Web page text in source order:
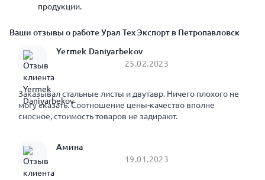
продукции.
Ваши отзывы о работе Урал Тех Экспорт в Петропавловск
Yermek Daniyarbekov
25.02.2023
Заказывал стальные листы и двутавр. Ничего плохого не
могу сказать. Соотношение цены-качество вполне
сносное, стоимость товаров не задирают.
Амина
19.01.2023